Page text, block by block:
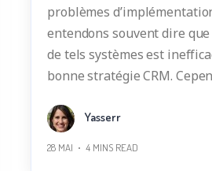
problèmes
entendons souvent dire
de tels systèmes est
bonne stratégie CRM.
Yasserr
28 MAI 4 MINS READ